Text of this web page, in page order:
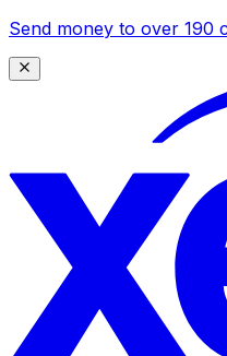
Send money to over 190